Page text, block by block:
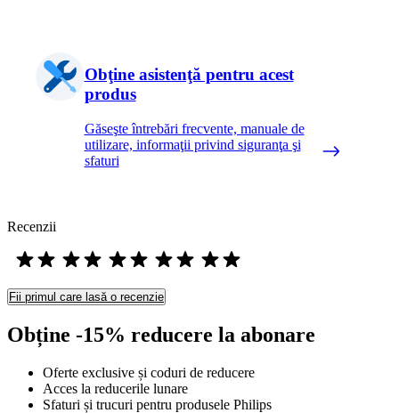
Obţine asistenţă pentru acest
produs
Găseşte întrebări frecvente, manuale de
utilizare, informaţii privind siguranţa şi
sfaturi
Recenzii
Fii primul care lasă o recenzie
Obține -15% reducere la abonare
Oferte exclusive și coduri de reducere
Acces la reducerile lunare
Sfaturi și trucuri pentru produsele Philips